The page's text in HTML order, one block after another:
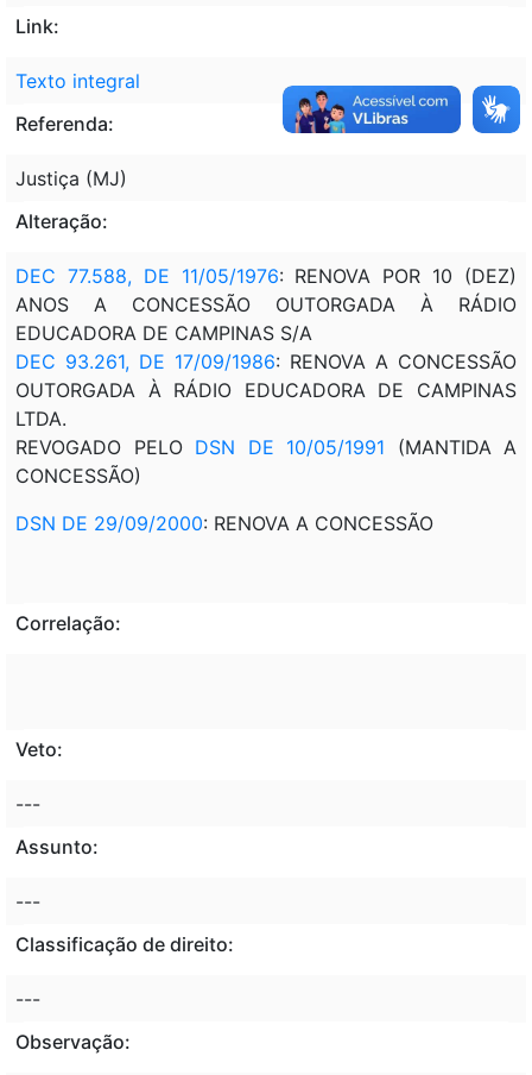
Link:
Texto integral
Referenda:
Justiça (MJ)
Alteração:
DEC 77.588, DE 11/05/1976: RENOVA POR 10 (DEZ)
ANOS A CONCESSÃO OUTORGADA À RÁDIO
EDUCADORA DE CAMPINAS S/A
DEC 93.261, DE 17/09/1986: RENOVA A CONCESSÃO
OUTORGADA À RÁDIO EDUCADORA DE CAMPINAS
LTDA.
REVOGADO PELO DSN DE 10/05/1991 (MANTIDA A
CONCESSÃO)
DSN DE 29/09/2000: RENOVA A CONCESSÃO
Correlação:
Veto:
---
Assunto:
---
Classificação de direito:
---
Observação: